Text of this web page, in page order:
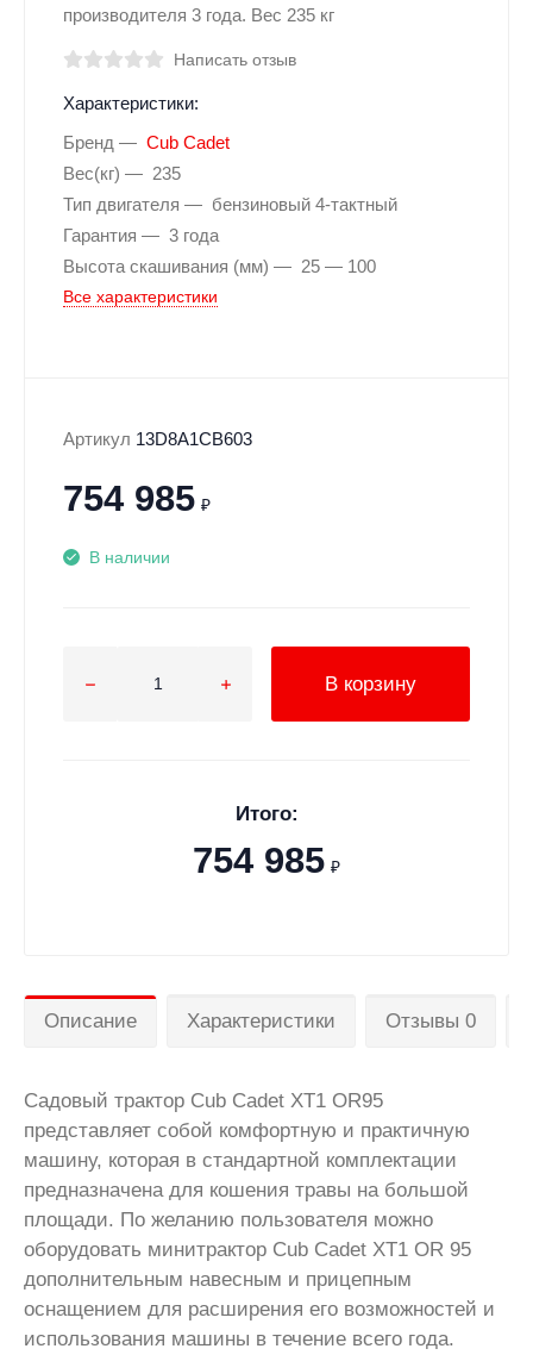
производителя 3 года. Вес 235 кг
Написать отзыв
Характеристики:
Бренд
Cub Cadet
Вес(кг)
235
Тип двигателя
бензиновый 4-тактный
Гарантия
3 года
Высота скашивания (мм)
25 — 100
Все характеристики
Артикул 13D8A1CB603
754 985 ₽
В наличии
В корзину
Итого:
754 985 ₽
Описание Характеристики Отзывы 0
Садовый трактор Cub Cadet XT1 OR95
представляет собой комфортную и практичную
машину, которая в стандартной комплектации
предназначена для кошения травы на большой
площади. По желанию пользователя можно
оборудовать минитрактор Cub Cadet XT1 OR 95
дополнительным навесным и прицепным
оснащением для расширения его возможностей и
использования машины в течение всего года.